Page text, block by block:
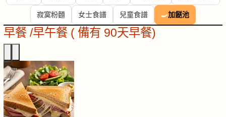
寂寞粉麵 女士食譜 兒童食譜 🍳加餸池
早餐 /早午餐 ( 備有 90天早餐)